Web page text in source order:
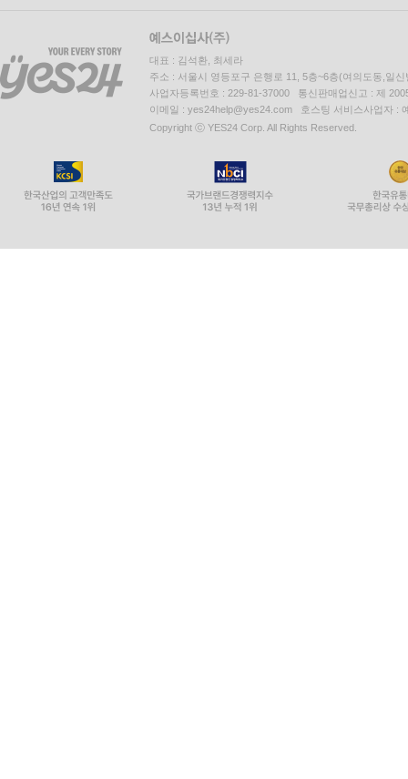
대표 : 김석환, 최세라
주소 : 서울시 영등포구 은행로 11, 5층~6층(여의도동,일신
사업자등록번호 : 229-81-37000 통신판매업신고 : 제
이메일 : yes24help@yes24.com 호스팅 서비스사업자 :
Copyright ⓒ YES24 Corp. All Rights Reserved.